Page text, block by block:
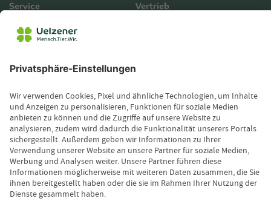
Service
Kontakt
Produktinformationen anfordern
Vertrieb
Wissenswertes
Magazin
Newsletter-Anmeldung
Copyright © 2026 Uelzener Tier-Magazin